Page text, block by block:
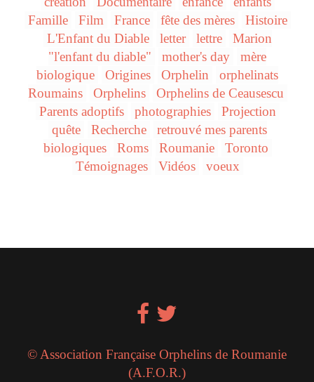
Famille
Film France fête des mères
Histoire
L'Enfant du Diable
letter lettre
Marion
"l'enfant du diable"
mother's day
mère
biologique
Origines Orphelin
orphelinats
Roumains
Orphelins
Orphelins de Ceausescu
Parents adoptifs
photographies
Projection
quête
Recherche
retrouvé mes parents
biologiques
Roms Roumanie
Toronto
Témoignages
Vidéos voeux
© Association Française Orphelins de Roumanie
(A.F.O.R.)